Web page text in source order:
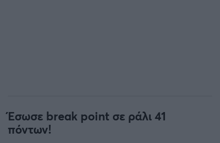
Έσωσε break point σε ράλι 41
πόντων!